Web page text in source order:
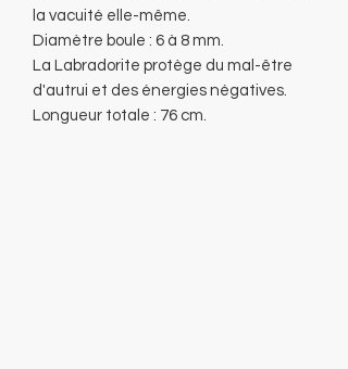
la vacuité elle-même.
Diamètre boule : 6 à 8 mm.
La Labradorite protège du mal-être
d'autrui et des énergies négatives.
Longueur totale : 76 cm.